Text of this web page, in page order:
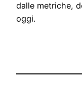
dalle metriche,
oggi.